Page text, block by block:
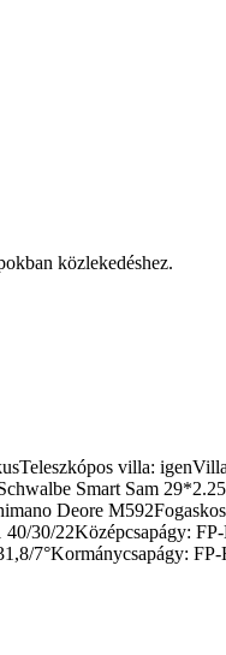
közlekedéshez.
villa:
Smart Sam
Deore
30/22Középcsapágy:
FP-